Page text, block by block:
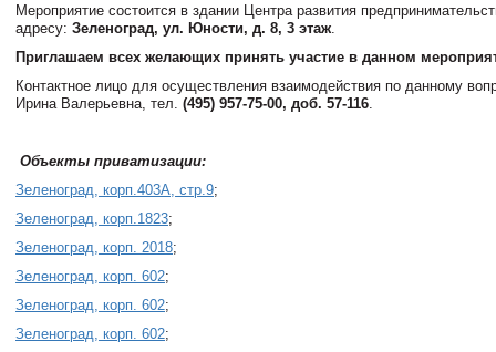
Мероприятие состоится в здании Центра развития
адресу: Зеленоград, ул. Юности, д. 8, 3 этаж
Приглашаем всех желающих принять участие в данном
Контактное лицо для осуществления взаимодействия по данному
Ирина Валерьевна, тел. (495) 957-75-00, доб. 57-116
Объекты приватизации:
Зеленоград, корп.403А, стр.9;
Зеленоград, корп.1823;
Зеленоград, корп. 2018;
Зеленоград, корп. 602;
Зеленоград, корп. 602;
Зеленоград, корп. 602;